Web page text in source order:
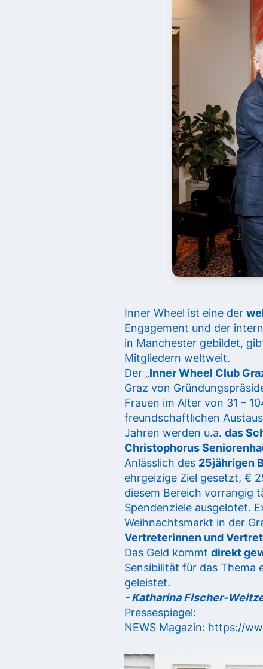
Inner Wheel ist eine der
Engagement und der
in Manchester gebildet,
Mitgliedern weltweit.
Der „Inner Wheel Club
Graz von
Frauen im Alter von 31 –
freundschaftlichen
Jahren werden u.a. das
Christophorus
Anlässlich des 25jährigen
ehrgeizige Ziel gesetzt, €
diesem Bereich vorrangig
Spendenziele ausgelotet.
Weihnachtsmarkt in der
Vertreterinnen und
Das Geld kommt direkt
Sensibilität für das Thema
geleistet.
- Katharina Fischer-
Pressespiegel:
NEWS Magazin: https://